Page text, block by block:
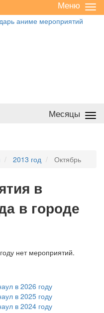
/
Меню
Месяцы
2013 год Октябрь
в
в городе
нет мероприятий.
в 2026 году
в 2025 году
в 2024 году